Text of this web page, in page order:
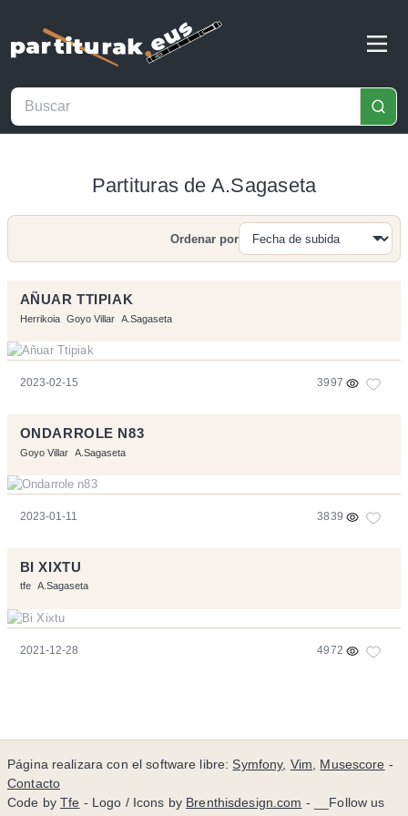
Partituras de A.Sagaseta
Buscar
Ordenar por
AÑUAR TTIPIAK
Herrikoia Goyo Villar A.Sagaseta
2023-02-15 3997
ONDARROLE N83
Goyo Villar A.Sagaseta
2023-01-11 3839
BI XIXTU
tfe A.Sagaseta
2021-12-28 4972
Página realizara con el software libre:Symfony, Vim, Musescore -
Contacto
Code byTfe - Logo / Icons by Brenthisdesign.com - __Follow us